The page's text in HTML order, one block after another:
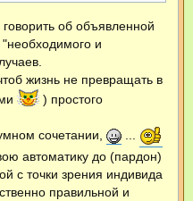
об объявленной
и
жизнь не превращать в
) простого
сочетании,
...
автоматику до (пардон)
с точки зрения индивида
правильной и